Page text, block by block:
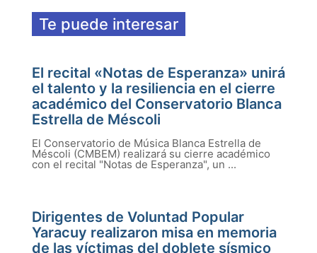
Te puede interesar
El recital «Notas de Esperanza» unirá
el talento y la resiliencia en el cierre
académico del Conservatorio Blanca
Estrella de Méscoli
El Conservatorio de Música Blanca Estrella de
Méscoli (CMBEM) realizará su cierre académico
con el recital "Notas de Esperanza", un ...
Dirigentes de Voluntad Popular
Yaracuy realizaron misa en memoria
de las víctimas del doblete sísmico